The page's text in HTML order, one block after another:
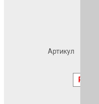
Артикул
RAL